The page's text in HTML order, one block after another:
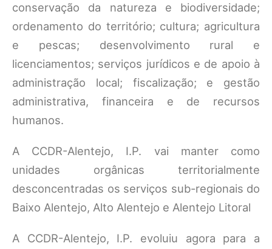
conservação da natureza e biodiversidade;
ordenamento do território; cultura; agricultura
e pescas; desenvolvimento rural e
licenciamentos; serviços jurídicos e de apoio à
administração local; fiscalização; e gestão
administrativa, financeira e de recursos
humanos.
A CCDR-Alentejo, I.P. vai manter como
unidades orgânicas territorialmente
desconcentradas os serviços sub-regionais do
Baixo Alentejo, Alto Alentejo e Alentejo Litoral
A CCDR-Alentejo, I.P. evoluiu agora para a